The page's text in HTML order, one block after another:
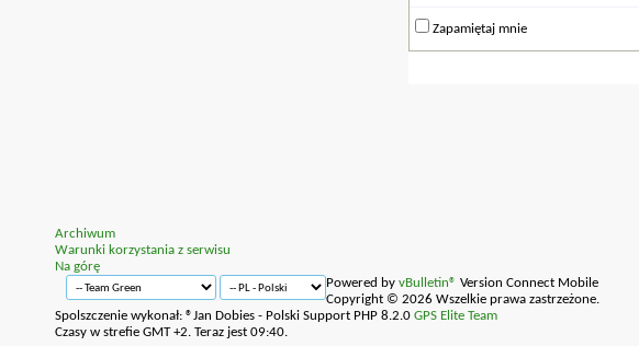
Zapamiętaj mnie
Archiwum
Warunki korzystania z serwisu
Na górę
Powered by vBulletin® Version Connect Mobile
Copyright © 2026 Wszelkie prawa zastrzeżone.
Spolszczenie wykonał: ®Jan Dobies - Polski Support PHP 8.2.0 GPS Elite Team
Czasy w strefie GMT +2. Teraz jest 09:40.